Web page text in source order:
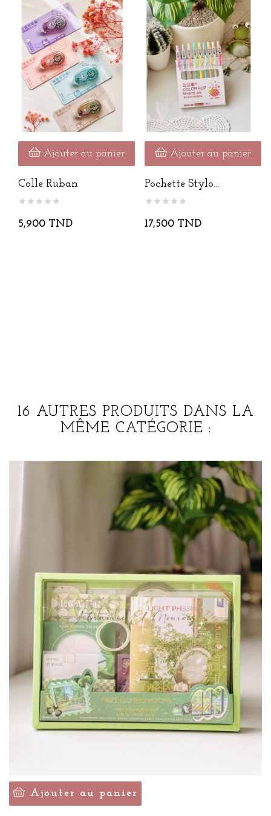
Ajouter au panier
Colle Ruban
5,900 TND
Ajouter au panier
Pochette Stylo
Couleur Pastel
17,500 TND
16 AUTRES PRODUITS DANS LA
MÊME CATÉGORIE :
Ajouter au panier